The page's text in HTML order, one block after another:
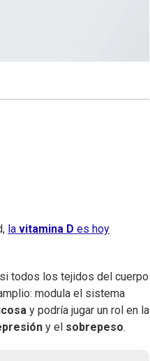
la vitamina D es hoy
todos los tejidos del cuerpo
modula el sistema
y podría jugar un rol en la
y el sobrepeso.